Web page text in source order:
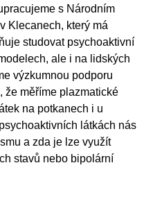
s Národním
Klecanech, který má
studovat psychoaktivní
ale i na lidských
výzkumnou podporu
že měříme plazmatické
na potkanech i u
látkách nás
a zda je lze využít
stavů nebo bipolární